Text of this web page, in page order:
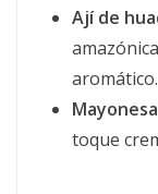
Ají de
aromático.
toque